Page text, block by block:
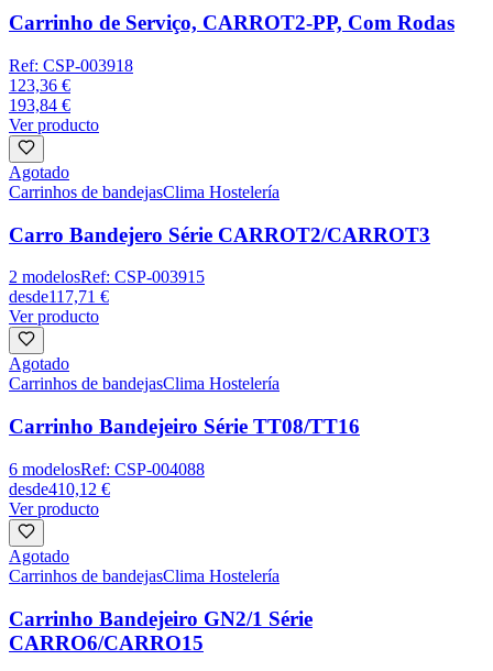
Carrinho de Serviço, CARROT2-PP, Com Rodas
Ref: CSP-003918
123,36 €
193,84 €
Ver producto
Agotado
Carrinhos de bandejasClima Hostelería
Carro Bandejero Série CARROT2/CARROT3
2 modelosRef: CSP-003915
desde117,71 €
Ver producto
Agotado
Carrinhos de bandejasClima Hostelería
Carrinho Bandejeiro Série TT08/TT16
6 modelosRef: CSP-004088
desde410,12 €
Ver producto
Agotado
Carrinhos de bandejasClima Hostelería
Carrinho Bandejeiro GN2/1 Série
CARRO6/CARRO15